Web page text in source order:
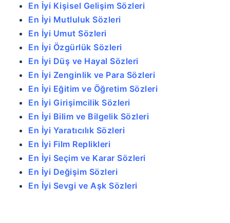
En İyi Kişisel Gelişim Sözleri
En İyi Mutluluk Sözleri
En İyi Umut Sözleri
En İyi Özgürlük Sözleri
En İyi Düş ve Hayal Sözleri
En İyi Zenginlik ve Para Sözleri
En İyi Eğitim ve Öğretim Sözleri
En İyi Girişimcilik Sözleri
En İyi Bilim ve Bilgelik Sözleri
En İyi Yaratıcılık Sözleri
En İyi Film Replikleri
En İyi Seçim ve Karar Sözleri
En İyi Değişim Sözleri
En İyi Sevgi ve Aşk Sözleri